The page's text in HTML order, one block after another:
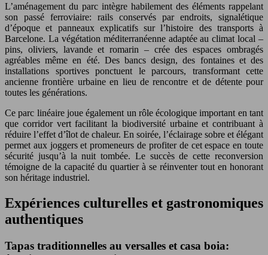
L’aménagement du parc intègre habilement des éléments rappelant
son passé ferroviaire: rails conservés par endroits, signalétique
d’époque et panneaux explicatifs sur l’histoire des transports à
Barcelone. La végétation méditerranéenne adaptée au climat local –
pins, oliviers, lavande et romarin – crée des espaces ombragés
agréables même en été. Des bancs design, des fontaines et des
installations sportives ponctuent le parcours, transformant cette
ancienne frontière urbaine en lieu de rencontre et de détente pour
toutes les générations.
Ce parc linéaire joue également un rôle écologique important en tant
que corridor vert facilitant la biodiversité urbaine et contribuant à
réduire l’effet d’îlot de chaleur. En soirée, l’éclairage sobre et élégant
permet aux joggers et promeneurs de profiter de cet espace en toute
sécurité jusqu’à la nuit tombée. Le succès de cette reconversion
témoigne de la capacité du quartier à se réinventer tout en honorant
son héritage industriel.
Expériences culturelles et gastronomiques
authentiques
Tapas traditionnelles au versalles et casa boia: